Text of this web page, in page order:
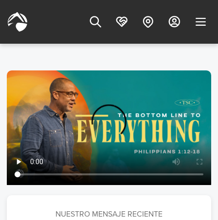
NUESTRO MENSAJE RECIENTE